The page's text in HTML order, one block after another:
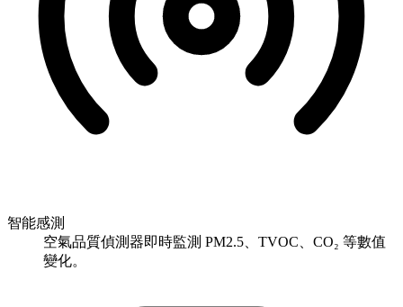
智能感測
空氣品質偵測器即時監測 PM2.5、TVOC、CO₂ 等數值
變化。